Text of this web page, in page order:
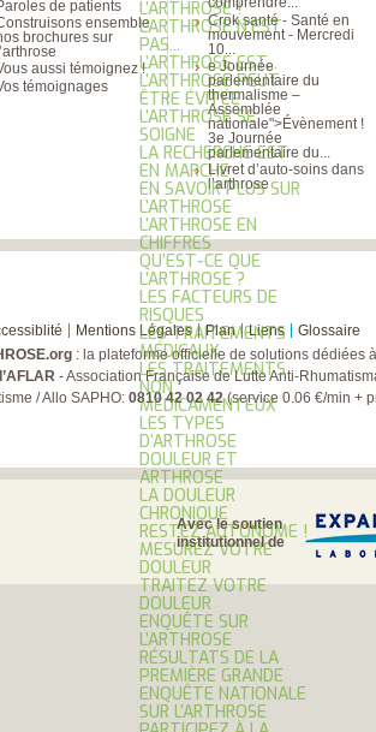
L’ARTHROSE !
L’ARTHROSE N’EST
PAS...
L’ARTHROSE EST...
L’ARTHROSE PEUT
ÊTRE ÉVITÉE
L’ARTHROSE SE
SOIGNE
LA RECHERCHE EST
EN MARCHE
EN SAVOIR PLUS SUR
L’ARTHROSE
L’ARTHROSE EN
CHIFFRES
QU’EST-CE QUE
L’ARTHROSE ?
LES FACTEURS DE
RISQUES
LES TRAITEMENTS
MÉDICAUX
LES TRAITEMENTS
NON
MÉDICAMENTEUX
LES TYPES
D’ARTHROSE
DOULEUR ET
ARTHROSE
LA DOULEUR
CHRONIQUE
RESTEZ AUTONOME !
MESUREZ VOTRE
DOULEUR
TRAITEZ VOTRE
DOULEUR
ENQUÊTE SUR
L’ARTHROSE
RÉSULTATS DE LA
PREMIÈRE GRANDE
ENQUÊTE NATIONALE
SUR L’ARTHROSE
de patients
ensemble
brochures sur
l’arthrose
aussi témoignez !
témoignages
Crok santé - Santé en
mouvement - Mercredi
10...
e Journée
parlementaire du
thermalisme –
Assemblée
nationale">Évènement !
3e Journée
parlementaire du...
Livret d’auto-soins dans
l’arthrose
Mentions Légales Plan Liens
Glossaire
: la plateforme officielle de solutions dédiées
l’AFLAR - Association Française de Lutte Anti-
/ Allo SAPHO: 0810 42 02 42(service 0.06 €/min +
Avec le soutien
institutionnel de